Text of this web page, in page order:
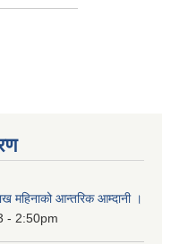
महिनाको आन्तरिक आम्दानी ।
- 2:50pm